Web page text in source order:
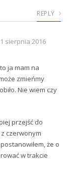
REPLY
sierpnia 2016
ja mam na
zmieńmy
Nie wiem czy
przejść do
czerwonym
że o
w trakcie